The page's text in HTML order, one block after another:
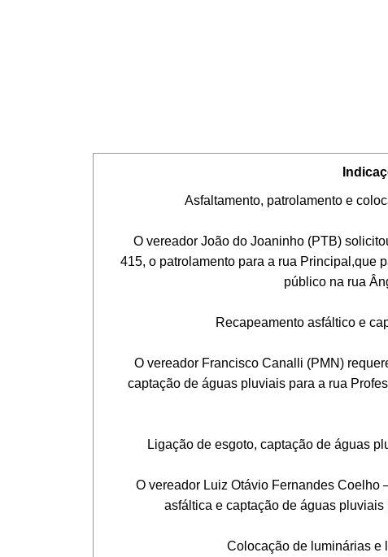
Asfaltamento, patrolamento e
O vereador João do Joaninho (PTB)
415, o patrolamento para a rua Principal,que
público na rua
Recapeamento asfáltico e
O vereador Francisco Canalli (PMN)
captação de águas pluviais para a rua
Ligação de esgoto, captação de águas
O vereador Luiz Otávio Fernandes Coelho
asfáltica e captação de águas pluviais
Colocação de luminárias e